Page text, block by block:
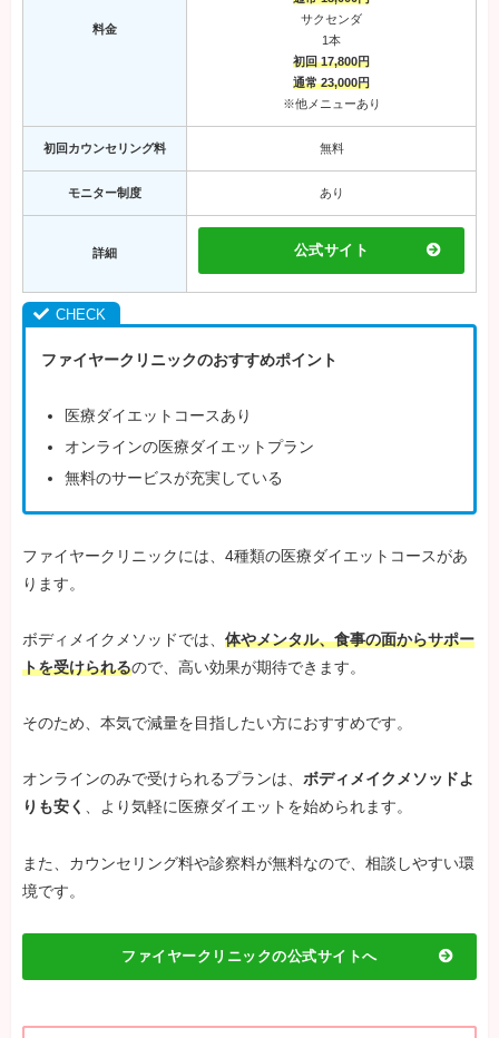
料金
サクセンダ
1本
初回 17,800円
通常 23,000円
※他メニューあり
初回カウンセリング料 無料
モニター制度 あり
詳細 公式サイト
ファイヤークリニックのおすすめポイント
医療ダイエットコースあり
オンラインの医療ダイエットプラン
無料のサービスが充実している
ファイヤークリニックには、4種類の医療ダイエットコースがあ
ります。
ボディメイクメソッドでは、 体やメンタル、食事の面からサポー
トを受けられるので、高い効果が期待できます。
そのため、本気で減量を目指したい方におすすめです。
オンラインのみで受けられるプランは、 ボディメイクメソッドよ
りも安く 、より気軽に医療ダイエットを始められます。
また、カウンセリング料や診察料が無料なので、相談しやすい環
境です。
ファイヤークリニックの公式サイトへ